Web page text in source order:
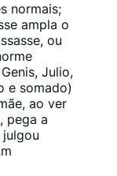
normais;
ampla o
ou
Julio,
e somado)
ao ver
pega a